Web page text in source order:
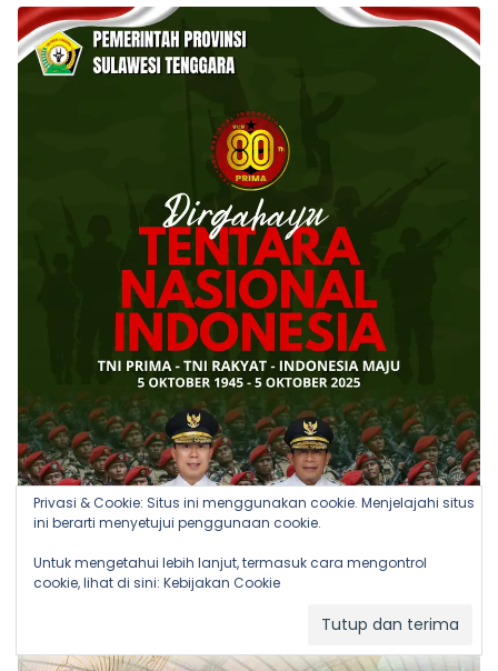
Privasi & Cookie: Situs ini menggunakan cookie. Menjelajahi situs
ini berarti menyetujui penggunaan cookie.
Untuk mengetahui lebih lanjut, termasuk cara mengontrol
cookie, lihat di sini: Kebijakan Cookie